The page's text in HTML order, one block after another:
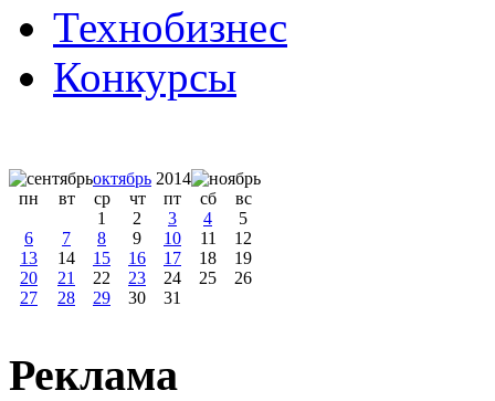
Технобизнес
Конкурсы
октябрь 2014
пн
вт ср чт пт сб
вс
1
2 3 4
5
6
7 8 9 10 11
12
13
14 15 16 17 18
19
20
21 22 23 24 25
26
27
28 29 30 31
Реклама